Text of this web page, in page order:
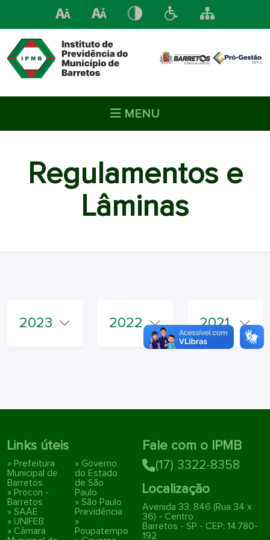
MENU
Regulamentos e
Lâminas
2023 2022 2021
Links úteis
» Prefeitura
Municipal de
Barretos
» Procon -
Barretos
» SAAE
» UNIFEB
» Câmara
» Governo
do Estado
de São
Paulo
» São Paulo
Previdência
»
Poupatempo
Fale com o IPMB
(17) 3322-8358
Localização
Avenida 33, 846 (Rua 34 x
36) - Centro
Barretos - SP - CEP: 14.780-
192